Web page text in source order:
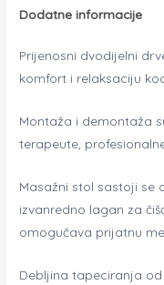
valjak,
količina
Dodatne informacije
Prijenosni dvodijelni
komfort i relaksaciju
Montaža i demontaža
terapeute,
Masažni stol sastoji se
izvanredno lagan za
omogučava prijatnu
Debljina tapeciranja